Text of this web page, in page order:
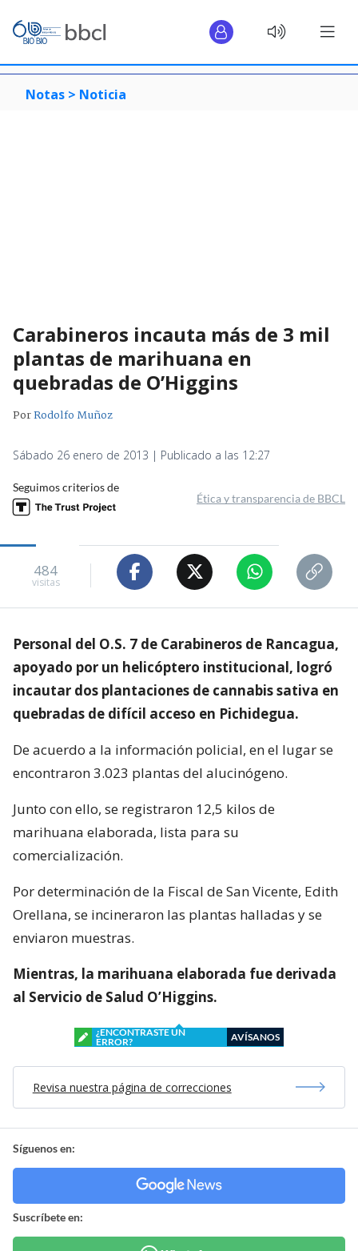
Notas > Noticia
Carabineros incauta más de 3 mil
plantas de marihuana en
quebradas de O’Higgins
PorRodolfo Muñoz
Sábado 26 enero de 2013 | Publicado a las 12:27
Seguimos criterios de
Ética y transparencia de BBCL
484
visitas
Personal del O.S. 7 de Carabineros de Rancagua,
apoyado por un helicóptero institucional, logró
incautar dos plantaciones de cannabis sativa en
quebradas de difícil acceso en Pichidegua.
De acuerdo a la información policial, en el lugar se
encontraron 3.023 plantas del alucinógeno.
Junto con ello, se registraron 12,5 kilos de
marihuana elaborada, lista para su
comercialización.
Por determinación de la Fiscal de San Vicente, Edith
Orellana, se incineraron las plantas halladas y se
enviaron muestras.
Mientras, la marihuana elaborada fue derivada
al Servicio de Salud O’Higgins.
¿ENCONTRASTE UN
ERROR?
AVÍSANOS
Revisa nuestra página de correcciones
Síguenos en:
Suscríbete en: